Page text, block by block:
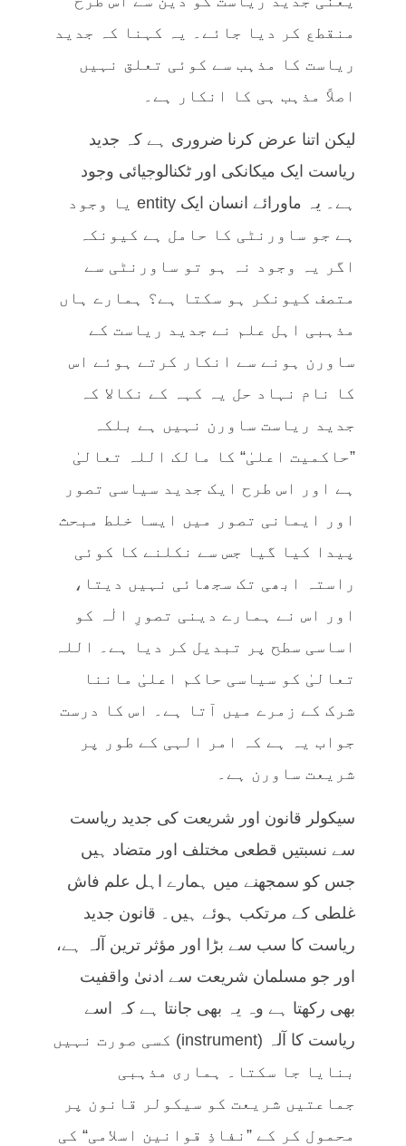
منقطع کر دیا جائے۔ یہ کہنا کہ جدید
ریاست کا مذہب سے کوئی تعلق نہیں
اصلاً مذہب ہی کا انکار ہے۔
لیکن اتنا عرض کرنا ضروری ہے کہ جدید
ریاست ایک میکانکی اور ٹکنالوجیائی وجود
ہے۔ یہ ماورائے انسان ایک entity یا وجود
ہے جو ساورنٹی کا حامل ہے کیونکہ
اگر یہ وجود نہ ہو تو ساورنٹی سے
متصف کیونکر ہو سکتا ہے؟ ہمارے ہاں
مذہبی اہل علم نے جدید ریاست کے
ساورن ہونے سے انکار کرتے ہوئے اس
کا نام نہاد حل یہ کہہ کے نکالا کہ
جدید ریاست ساورن نہیں ہے بلکہ
”حاکمیت اعلیٰ“ کا مالک اللہ تعالیٰ
ہے اور اس طرح ایک جدید سیاسی تصور
اور ایمانی تصور میں ایسا خلط مبحث
پیدا کیا گیا جس سے نکلنے کا کوئی
راستہ ابھی تک سجھائی نہیں دیتا،
اور اس نے ہمارے دینی تصورِ الٰہ کو
اساسی سطح پر تبدیل کر دیا ہے۔ اللہ
تعالیٰ کو سیاسی حاکم اعلیٰ ماننا
شرک کے زمرے میں آتا ہے۔ اس کا درست
جواب یہ ہے کہ امر الہی کے طور پر
شریعت ساورن ہے۔
سیکولر قانون اور شریعت کی جدید ریاست
سے نسبتیں قطعی مختلف اور متضاد ہیں
جس کو سمجھنے میں ہمارے اہل علم فاش
غلطی کے مرتکب ہوئے ہیں۔ قانون جدید
ریاست کا سب سے بڑا اور مؤثر ترین آلہ ہے،
اور جو مسلمان شریعت سے ادنیٰ واقفیت
بھی رکھتا ہے وہ یہ بھی جانتا ہے کہ اسے
ریاست کا آلہ (instrument) کسی صورت نہیں
بنایا جا سکتا۔ ہماری مذہبی
جماعتیں شریعت کو سیکولر قانون پر
محمول کر کے ”نفاذِ قوانین اسلامی“ کی